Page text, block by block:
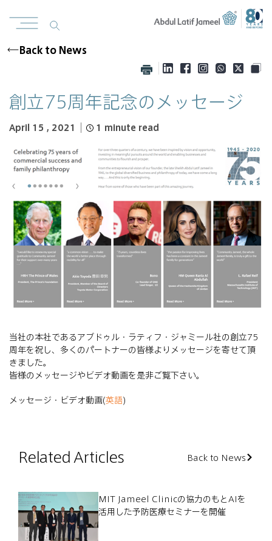
Back to News
創立75周年記念のメッセージ
April 15 , 2021 1 minute read
当社の本社であるアブドゥル・ラティフ・ジャミール社の創立75
周年を祝し、多くのパートナーの皆様よりメッセージを寄せて頂
きました。
皆様のメッセージやビデオ動画を是非ご覧下さい。
メッセージ・ビデオ動画(英語)
Related Articles Back to News
MIT Jameel Clinicの協力のもとAIを
活用した予防医療セミナーを開催